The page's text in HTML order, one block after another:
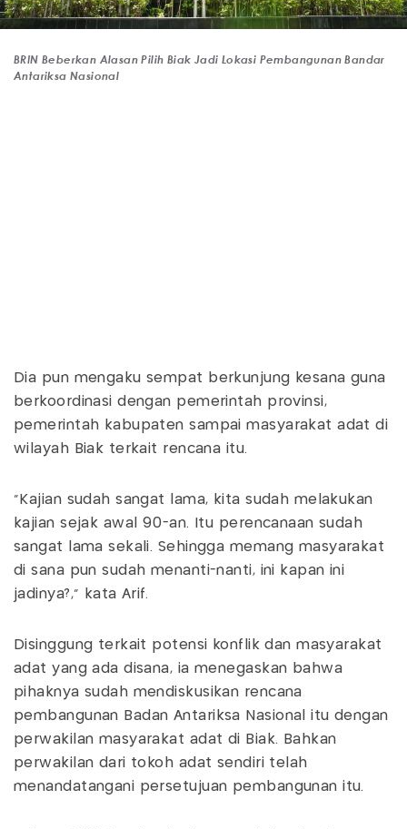
BRIN Beberkan Alasan Pilih Biak Jadi Lokasi Pembangunan Bandar
Antariksa Nasional
Dia pun mengaku sempat berkunjung kesana guna
berkoordinasi dengan pemerintah provinsi,
pemerintah kabupaten sampai masyarakat adat di
wilayah Biak terkait rencana itu.
“Kajian sudah sangat lama, kita sudah melakukan
kajian sejak awal 90-an. Itu perencanaan sudah
sangat lama sekali. Sehingga memang masyarakat
di sana pun sudah menanti-nanti, ini kapan ini
jadinya?,” kata Arif.
Disinggung terkait potensi konflik dan masyarakat
adat yang ada disana, ia menegaskan bahwa
pihaknya sudah mendiskusikan rencana
pembangunan Badan Antariksa Nasional itu dengan
perwakilan masyarakat adat di Biak. Bahkan
perwakilan dari tokoh adat sendiri telah
menandatangani persetujuan pembangunan itu.